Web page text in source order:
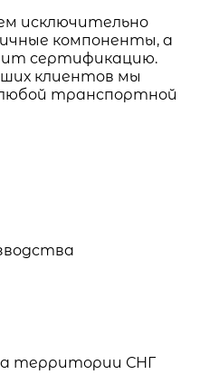
исключительно
компоненты, а
сертификацию.
клиентов мы
транспортной
территории СНГ